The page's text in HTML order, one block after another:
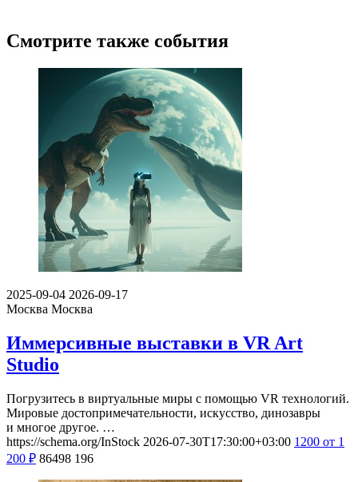
Смотрите также события
2025-09-04 2026-09-17
Москва Москва
Иммерсивные выставки в VR Art
Studio
Погрузитесь в виртуальные миры с помощью VR технологий.
Мировые достопримечательности, искусство, динозавры
и многое другое. …
https://schema.org/InStock 2026-07-30T17:30:00+03:00 1200 от 1
200 ₽ 86498 196